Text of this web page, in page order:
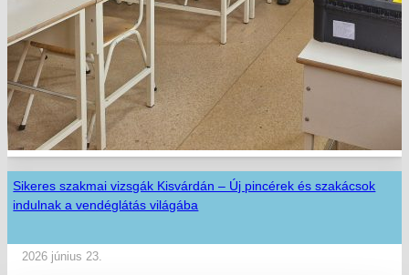
Sikeres szakmai vizsgák Kisvárdán – Új pincérek és szakácsok
indulnak a vendéglátás világába
2026 június 23.